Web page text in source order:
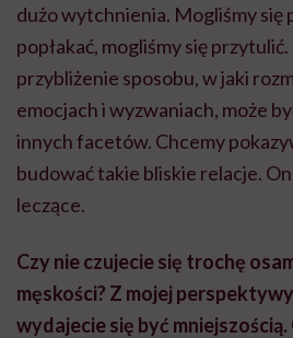
dużo wytchnienia. Mogliśmy się
popłakać, mogliśmy się przytulić.
przybliżenie sposobu, w jaki
emocjach i wyzwaniach, może
innych facetów. Chcemy
budować takie bliskie relacje.
leczące.
Czy nie czujecie się trochę
męskości? Z mojej
wydajecie się być